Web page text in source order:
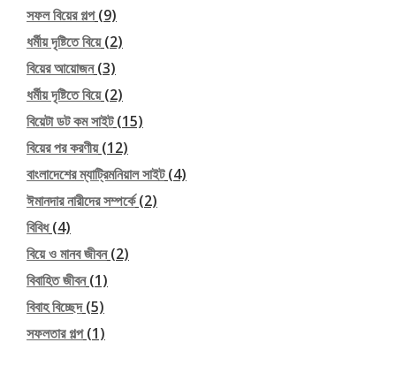
সফল বিয়ের গল্প(9)
ধর্মীয় দৃষ্টিতে বিয়ে(2)
বিয়ের আয়োজন(3)
ধর্মীয় দৃষ্টিতে বিয়ে(2)
বিয়েটা ডট কম সাইট(15)
বিয়ের পর করণীয়(12)
বাংলাদেশের ম্যাট্রিমনিয়াল সাইট(4)
ঈমানদার নারীদের সম্পর্কে(2)
বিবিধ(4)
বিয়ে ও মানব জীবন(2)
বিবাহিত জীবন(1)
বিবাহ বিচ্ছেদ(5)
সফলতার গল্প(1)